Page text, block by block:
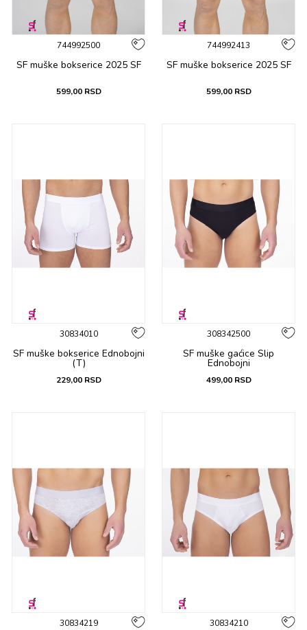
744992500
SF muške bоksеricе 2025 SF
599,00 RSD
744992413
SF muške bоksеricе 2025 SF
599,00 RSD
30834010
SF muške bоksеricе Ednobojni
(T)
229,00 RSD
308342500
SF muške gaćicе Slip
Ednobojni
499,00 RSD
30834219 30834210